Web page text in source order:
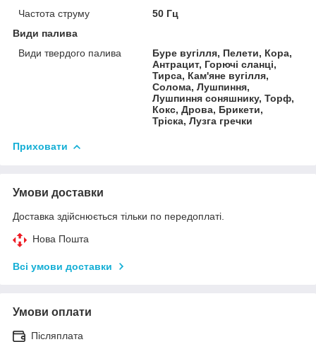
Частота струму
50 Гц
Види палива
Види твердого палива
Буре вугілля, Пелети, Кора,
Антрацит, Горючі сланці,
Тирса, Кам'яне вугілля,
Солома, Лушпиння,
Лушпиння соняшнику, Торф,
Кокс, Дрова, Брикети,
Тріска, Лузга гречки
Приховати
Умови доставки
Доставка здійснюється тільки по передоплаті.
Нова Пошта
Всі умови доставки
Умови оплати
Післяплата